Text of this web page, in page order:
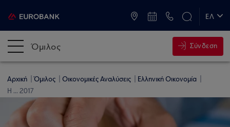
ΕΛ
Όμιλος Σύνδεση
Αρχική Όμιλος Οικονομικές Αναλύσεις
Ελληνική Οικονομία
H ... 2017